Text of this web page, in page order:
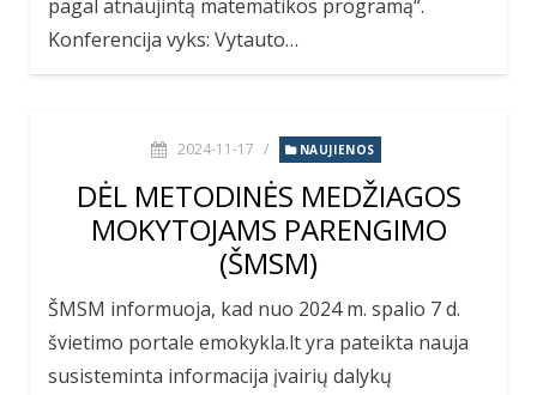
pagal atnaujintą matematikos programą“.
Konferencija vyks: Vytauto…
2024-11-17 / NAUJIENOS
DĖL METODINĖS MEDŽIAGOS
MOKYTOJAMS PARENGIMO
(ŠMSM)
ŠMSM informuoja, kad nuo 2024 m. spalio 7 d.
švietimo portale emokykla.lt yra pateikta nauja
susisteminta informacija įvairių dalykų